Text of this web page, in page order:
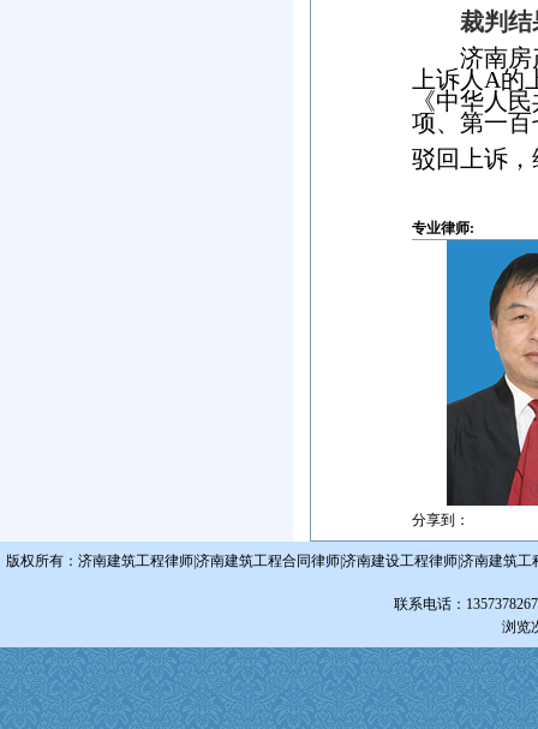
裁判结
济南房
上诉人 A的
《中华人
项、第一
驳回上诉
专业律师:
分享到：
版权所有：济南建筑工程律师|济南建筑工程合同律师|济南建设工程律师|济南建筑
联系电话：
浏览